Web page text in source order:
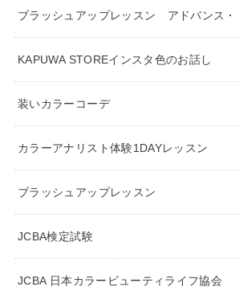
ブラッシュアップレッスン アドバンス・
KAPUWA STOREインスタ色のお話し
装いカラーコーデ
カラーアナリスト体験1DAYレッスン
ブラッシュアップレッスン
JCBA検定試験
JCBA 日本カラービューティライフ協会